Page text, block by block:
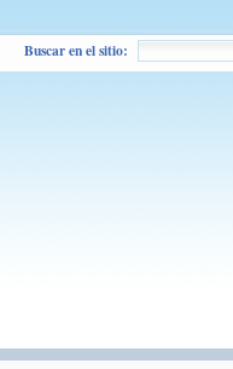
Buscar en el sitio: